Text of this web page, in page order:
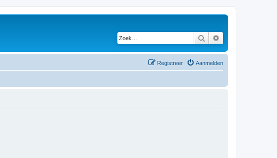
Zoek
Aanmelden
Registreer